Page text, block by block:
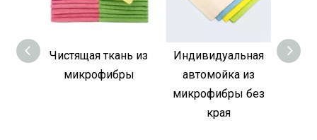
Чистящая ткань из
микрофибры
Индивидуальная
автомойка из
микрофибры без
края